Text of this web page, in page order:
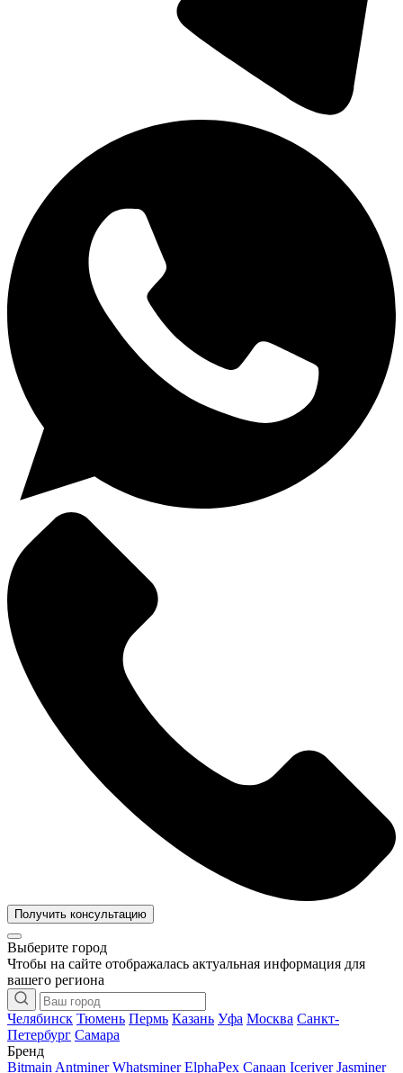
Получить консультацию
Выберите город
Чтобы на сайте отображалась актуальная информация для
вашего региона
Челябинск Тюмень Пермь Казань Уфа Москва Санкт-
Петербург Самара
Бренд
Bitmain Antminer Whatsminer ElphaPex Canaan Iceriver Jasminer